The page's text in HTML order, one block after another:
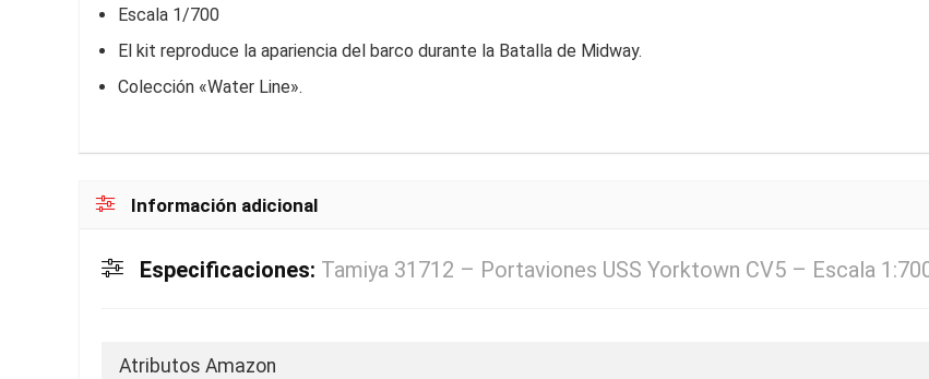
Escala 1/700
El kit reproduce la apariencia del barco durante la Batalla de Midway.
Colección «Water Line».
Información adicional
Especificaciones: Tamiya 31712 – Portaviones USS Yorktown CV5 – Escala
Atributos Amazon